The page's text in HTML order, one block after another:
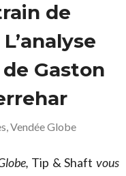
de
Gaston
,Vendée Globe
Tip & Shaft vous